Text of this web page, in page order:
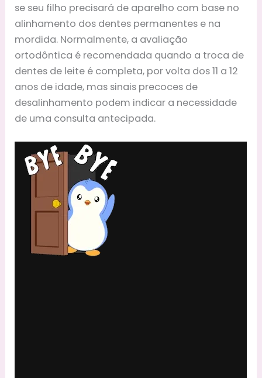
se seu filho precisará de aparelho com base no
alinhamento dos dentes permanentes e na
mordida. Normalmente, a avaliação
ortodôntica é recomendada quando a troca de
dentes de leite é completa, por volta dos 11 a 12
anos de idade, mas sinais precoces de
desalinhamento podem indicar a necessidade
de uma consulta antecipada.